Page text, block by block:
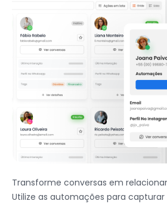
Transforme conversas em
Utilize as automações para capturar